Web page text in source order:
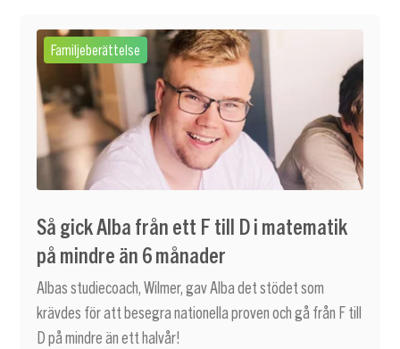
Familjeberättelse
Så gick Alba från ett F till D i matematik
på mindre än 6 månader
Albas studiecoach, Wilmer, gav Alba det stödet som
krävdes för att besegra nationella proven och gå från F till
D på mindre än ett halvår!